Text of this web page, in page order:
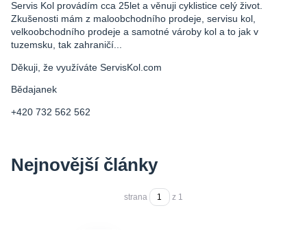
Servis Kol provádím cca 25let a věnuji cyklistice celý život.
Zkušenosti mám z maloobchodního prodeje, servisu kol,
velkoobchodního prodeje a samotné vároby kol a to jak v
tuzemsku, tak zahraničí...
Děkuji, že využíváte ServisKol.com
Bědajanek
+420 732 562 562
Nejnovější články
strana z 1